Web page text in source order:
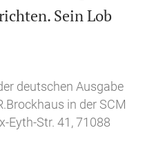
Sein Lob
deutschen Ausgabe
in der SCM
Eyth-Str. 41, 71088